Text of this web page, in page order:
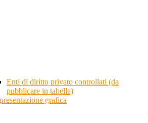
Enti di diritto privato controllati (da
pubblicare in tabelle)
grafica